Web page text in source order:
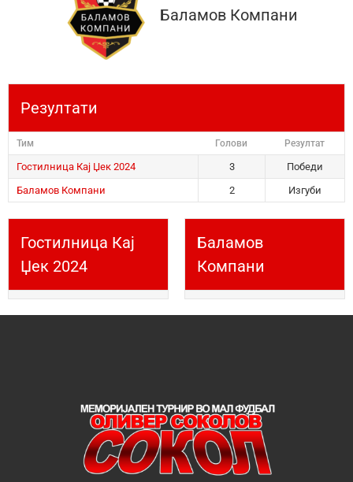
Баламов Компани
Резултати
Тим Голови Резултат
Гостилница Кај Џек 2024 3
Победи
Баламов Компани
2 Изгуби
Гостилница Кај
Џек 2024
Баламов
Компани